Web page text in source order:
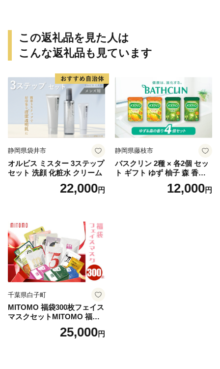
この返礼品を見た人は
こんな返礼品も見ています
静岡県袋井市
オルビス ミスター 3ステップ
セット 洗顔 化粧水 クリーム
22,000円
静岡県藤枝市
バスクリン 2種 × 各2個 セッ
ト ギフト ゆず 柚子 森 香り
日用品 お風呂 バス用品 温活
アロマ 香り まとめ買い静岡
12,000円
千葉県白子町
MITOMO 福袋300枚フェイス
マスクセットMITOMO 福袋3
00枚フェイスマスクセット
ふるさと納税 パック ファイ
25,000円